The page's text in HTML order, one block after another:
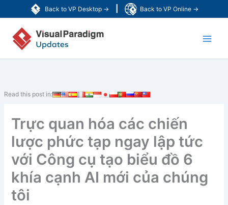
Back to VP Desktop → Back to VP Online →
tới
dung
Read this post in:
Trực quan hóa các chiến
lược phức tạp ngay lập tức
với Công cụ tạo biểu đồ 6
khía cạnh AI mới của chúng
tôi